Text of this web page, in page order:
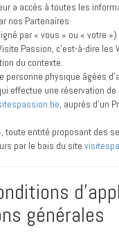
a accès à toutes les
nos Partenaires.
par « vous » ou « votre
Passion, c’est-à-dire les
du contexte.
personne physique âgées
effectue une réservation
, auprès d’un
toute entité proposant des
par le bais du site
générales